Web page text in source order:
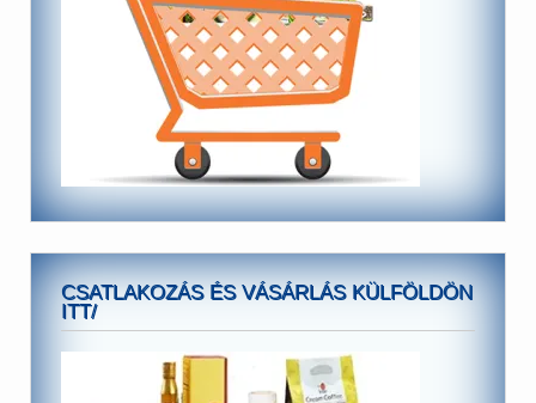
CSATLAKOZÁS ÉS VÁSÁRLÁS KÜLFÖLDÖN
ITT/